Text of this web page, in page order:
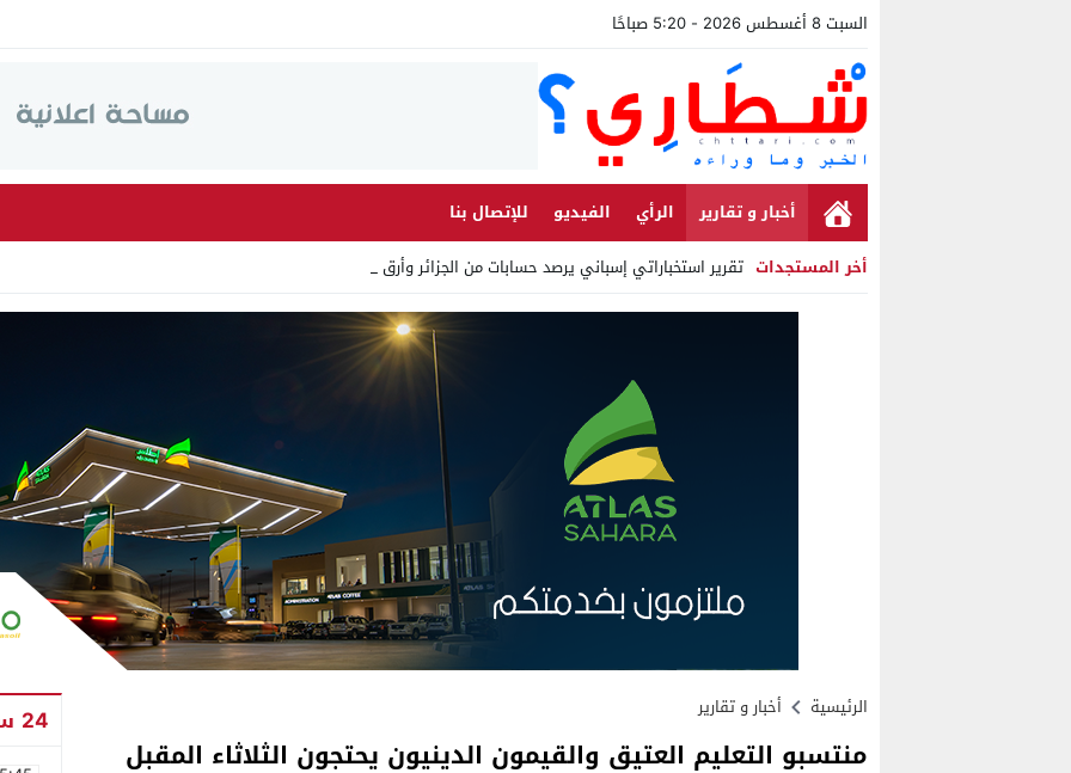
السبت 8 أغسطس 2026 - 5:20 صباحًا
أخبار و تقارير الرأي الفيديو
للإتصال بنا
أخر المستجدات تقرير استخباراتي إسباني يرصد حسابات من الجزائر وأرقاما بـ”213+_
Stop
الرئيسية أخبار و تقارير
منتسبو التعليم العتيق والقيمون الدينيون يحتجون الثلاثاء المقبل
24 ساعة